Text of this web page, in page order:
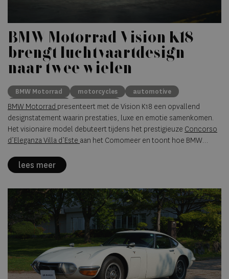
BMW Motorrad Vision K18
brengt luchtvaartdesign
naar twee wielen
BMW Motorrad motorcycles
automotive
concept design
Villa d’Este
BMW Motorrad presenteert met de Vision K18 een opvallend
designstatement waarin prestaties, luxe en emotie samenkomen.
Het visionaire model debuteert tijdens het prestigieuze Concorso
d’Eleganza Villa d’Este aan het Comomeer en toont hoe BMW
lees meer